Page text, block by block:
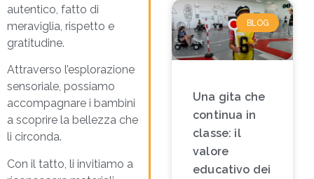
autentico, fatto di
meraviglia, rispetto e
gratitudine.
Attraverso l’esplorazione
sensoriale, possiamo
accompagnare i bambini
a scoprire la bellezza che
li circonda.
Con il tatto, li invitiamo a
BLOG
Una gita che
continua in
classe: il
valore
educativo dei